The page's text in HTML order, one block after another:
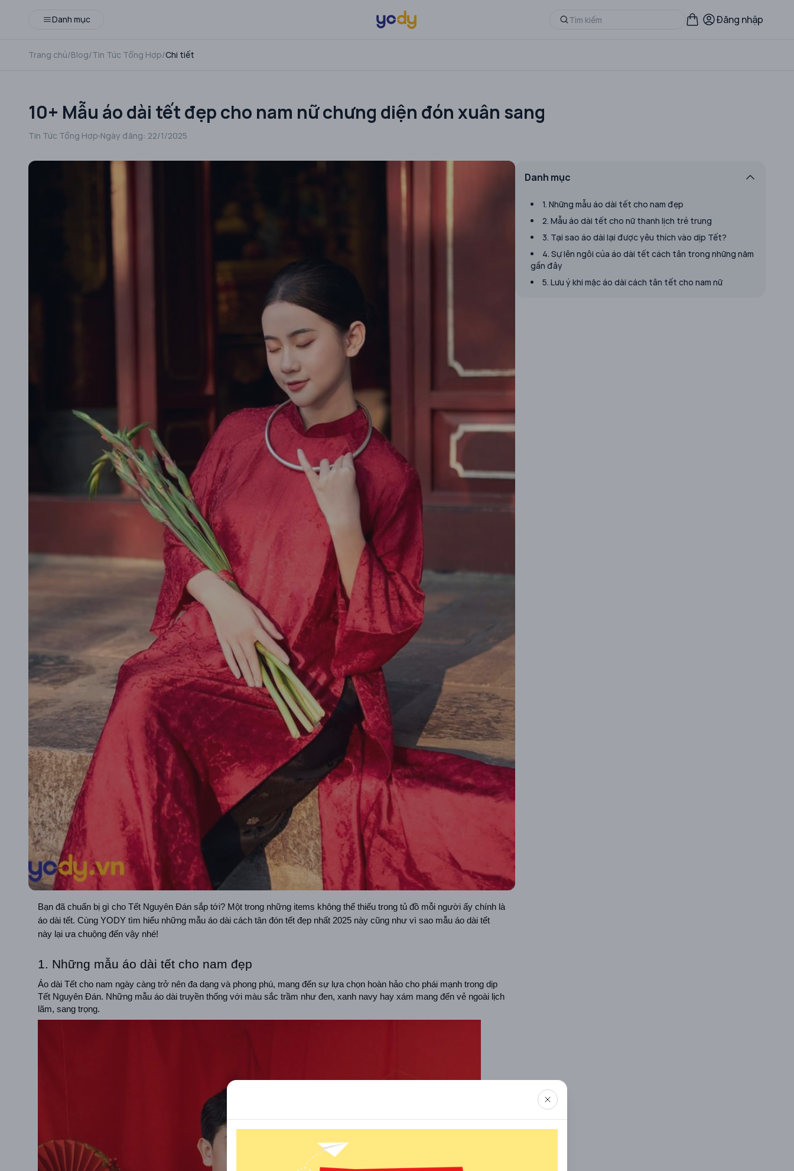
Danh mục Đăng nhập
Trang chủ/Blog/Tin Tức Tổng Hợp/Chi tiết
10+ Mẫu áo dài tết đẹp cho nam nữ chưng diện đón xuân sang
Tin Tức Tổng Hợp Ngày đăng: 22/1/2025
Bạn đã chuẩn bị gì cho Tết Nguyên Đán sắp tới? Một trong những items không thể thiếu trong tủ đồ mỗi người ấy chính là
áo dài tết. Cùng YODY tìm hiểu những mẫu áo dài cách tân đón tết đẹp nhất 2025 này cũng như vì sao mẫu áo dài tết
này lại ưa chuộng đến vậy nhé!
1. Những mẫu áo dài tết cho nam đẹp
Áo dài Tết cho nam ngày càng trở nên đa dạng và phong phú, mang đến sự lựa chọn hoàn hảo cho phái mạnh trong dịp
Tết Nguyên Đán. Những mẫu áo dài truyền thống với màu sắc trầm như đen, xanh navy hay xám mang đến vẻ ngoài lịch
lãm, sang trọng.
Danh mục
1. Những mẫu áo dài tết cho nam đẹp
2. Mẫu áo dài tết cho nữ thanh lịch trẻ trung
3. Tại sao áo dài lại được yêu thích vào dịp Tết?
4. Sự lên ngôi của áo dài tết cách tân trong những năm
gần đây
5. Lưu ý khi mặc áo dài cách tân tết cho nam nữ